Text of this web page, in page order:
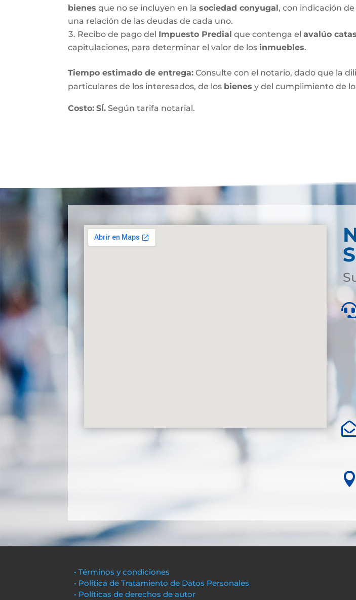
bienes que no se incluyen en lasociedad conyugal, con indicación
una relación de las deudas de cada uno.
Recibo de pago del Impuesto Predial que contenga elavalúo
capitulaciones, para determinar el valor de los inmuebles.
Tiempo estimado de entrega: Consulte con el notario, dado que la
particulares de los interesados, de los bienes y del cumplimiento de
Costo: SÍ. Según tarifa notarial.

• Términos y condiciones
• Política de Tratamiento de Datos Personales
• Políticas de derechos de autor